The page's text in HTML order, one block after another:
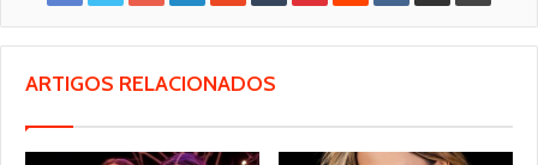
ARTIGOS RELACIONADOS